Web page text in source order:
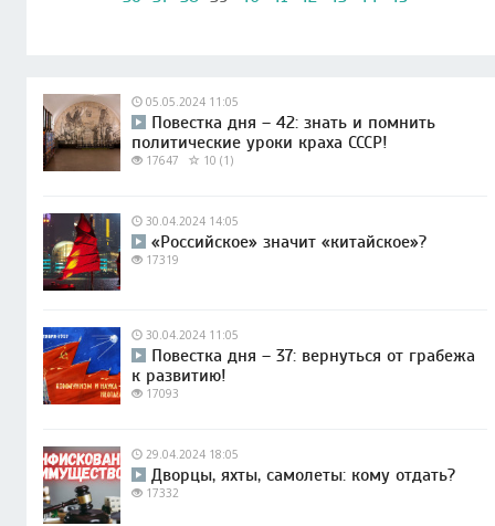
05.05.2024 11:05
Повестка дня – 42: знать и помнить
политические уроки краха СССР!
17647 10 (1)
30.04.2024 14:05
«Российское» значит «китайское»?
17319
30.04.2024 11:05
Повестка дня – 37: вернуться от грабежа
к развитию!
17093
29.04.2024 18:05
Дворцы, яхты, самолеты: кому отдать?
17332